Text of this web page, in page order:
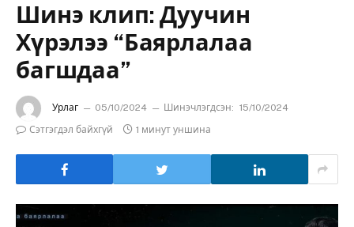
Шинэ клип: Дуучин
Хүрэлээ “Баярлалаа
багшдаа”
Урлаг 05/10/2024 Шинэчлэгдсэн: 15/10/2024
Сэтгэгдэл байхгүй
1 минут уншина